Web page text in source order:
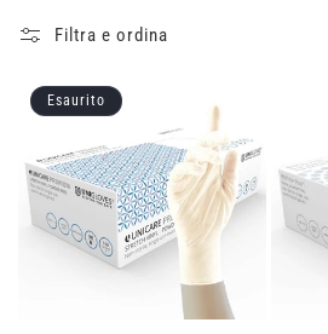
Filtra e ordina
Esaurito